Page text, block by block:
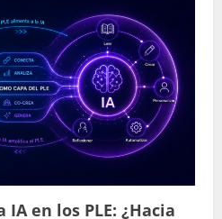
en los PLE: ¿Hacia